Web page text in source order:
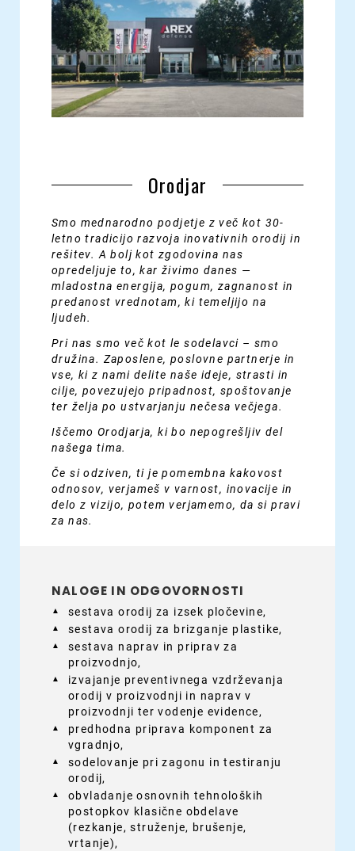
Orodjar
Smo mednarodno podjetje z več kot 30-
letno tradicijo razvoja inovativnih orodij in
rešitev. A bolj kot zgodovina nas
opredeljuje to, kar živimo danes —
mladostna energija, pogum, zagnanost in
predanost vrednotam, ki temeljijo na
ljudeh.
Pri nas smo več kot le sodelavci – smo
družina. Zaposlene, poslovne partnerje in
vse, ki z nami delite naše ideje, strasti in
cilje, povezujejo pripadnost, spoštovanje
ter želja po ustvarjanju nečesa večjega.
Iščemo Orodjarja, ki bo nepogrešljiv del
našega tima.
Če si odziven, ti je pomembna kakovost
odnosov, verjameš v varnost, inovacije in
delo z vizijo, potem verjamemo, da si pravi
za nas.
NALOGE IN ODGOVORNOSTI
sestava orodij za izsek pločevine,
sestava orodij za brizganje plastike,
sestava naprav in priprav za
proizvodnjo,
izvajanje preventivnega vzdrževanja
orodij v proizvodnji in naprav v
proizvodnji ter vodenje evidence,
predhodna priprava komponent za
vgradnjo,
sodelovanje pri zagonu in testiranju
orodij,
obvladanje osnovnih tehnoloških
postopkov klasične obdelave
(rezkanje, struženje, brušenje,
vrtanje),